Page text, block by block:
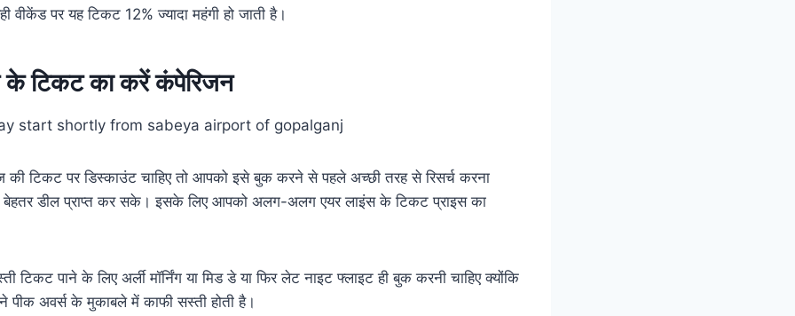
वीकेंड पर यह टिकट 12% ज्यादा महंगी हो जाती है।
के टिकट का करें कंपेरिजन
की टिकट पर डिस्काउंट चाहिए तो आपको इसे बुक करने से पहले अच्छी तरह से रिसर्च करना
बेहतर डील प्राप्त कर सके। इसके लिए आपको अलग-अलग एयर लाइंस के टिकट प्राइस का
टिकट पाने के लिए अर्ली मॉर्निंग या मिड डे या फिर लेट नाइट फ्लाइट ही बुक करनी चाहिए क्योंकि
अवर्स के मुकाबले में काफी सस्ती होती है।